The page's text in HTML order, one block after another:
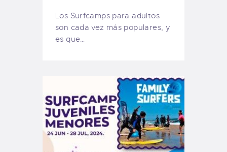
Los Surfcamps para adultos
son cada vez más populares, y
es que…